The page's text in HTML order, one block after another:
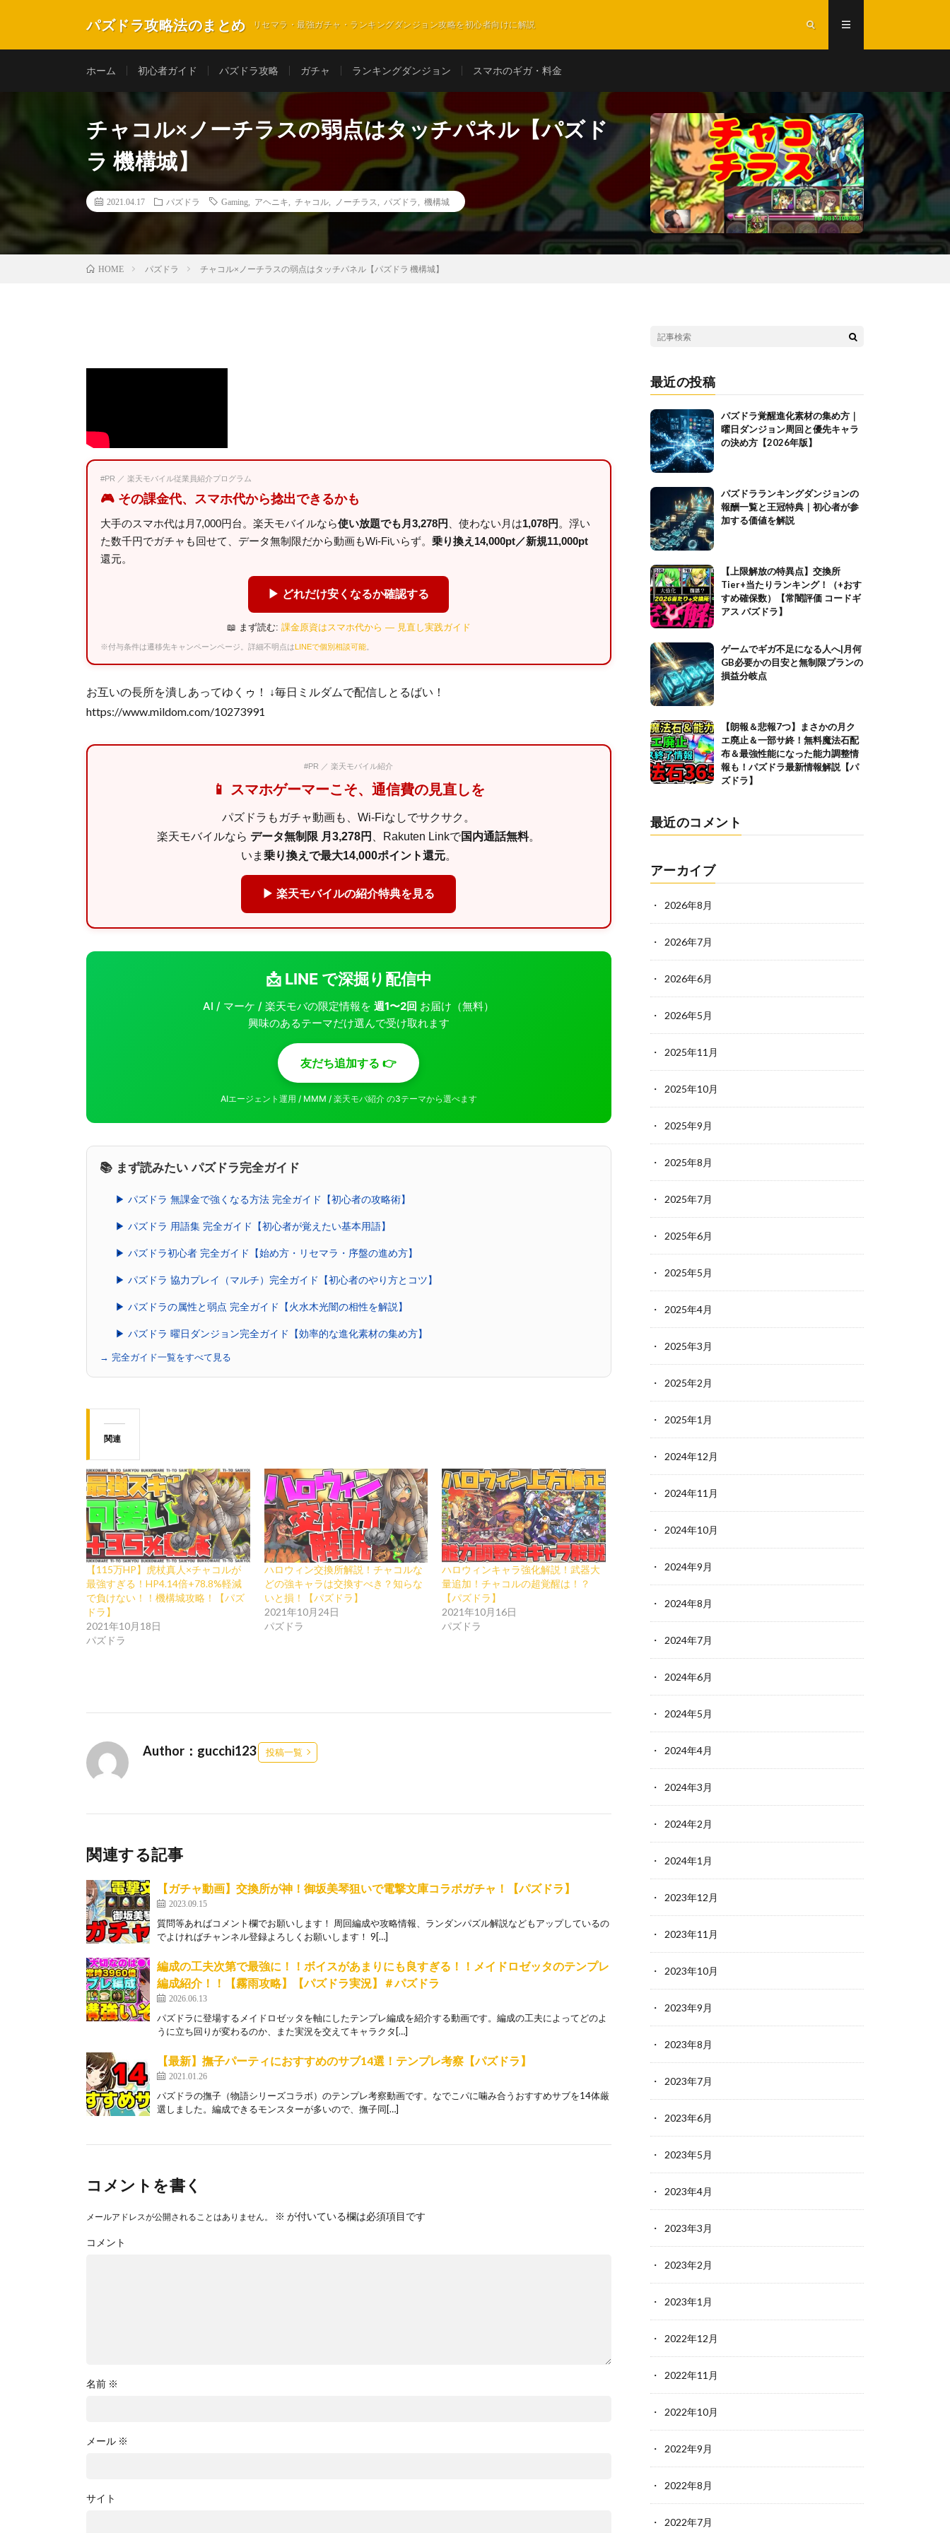
パズドラ攻略法のまとめ リセマラ・最強ガチャ・ランキングダンジョン攻略を初心者向けに解説
ホーム 初心者ガイド パズドラ攻略 ガチャ ランキングダンジョン スマホのギガ・料金
チャコル×ノーチラスの弱点はタッチパネル【パズド
ラ 機構城】
2021.04.17 パズドラ Gaming アヘニキ チャコル ノーチラス パズドラ 機構城
HOME パズドラ チャコル×ノーチラスの弱点はタッチパネル【パズドラ 機構城】
#PR ／ 楽天モバイル従業員紹介プログラム
🎮 その課金代、スマホ代から捻出できるかも
大手のスマホ代は月7,000円台。楽天モバイルなら使い放題でも月3,278円 、使わない月は1,078円 。浮い
た数千円でガチャも回せて、データ無制限だから動画もWi-Fiいらず。 乗り換え14,000pt／新規11,000pt
還元。
▶ どれだけ安くなるか確認する
📖 まず読む: 課金原資はスマホ代から — 見直し実践ガイド
※付与条件は遷移先キャンペーンページ。詳細不明点はLINEで個別相談可能
お互いの長所を潰しあってゆくゥ！ ↓毎日ミルダムで配信しとるばい！
https://www.mildom.com/10273991
#PR ／ 楽天モバイル紹介
📱 スマホゲーマーこそ、通信費の見直しを
パズドラもガチャ動画も、Wi-Fiなしでサクサク。
楽天モバイルなら データ無制限 月3,278円 、Rakuten Linkで国内通話無料。
いま 乗り換えで最大14,000ポイント還元。
▶ 楽天モバイルの紹介特典を見る
📩 LINE で深掘り配信中
AI / マーケ / 楽天モバの限定情報を週1〜2回 お届け（無料）
興味のあるテーマだけ選んで受け取れます
友だち追加する 👉
AIエージェント運用 / MMM / 楽天モバ紹介 の3テーマから選べます
📚 まず読みたい パズドラ完全ガイド
▶ パズドラ 無課金で強くなる方法 完全ガイド【初心者の攻略術】
▶ パズドラ 用語集 完全ガイド【初心者が覚えたい基本用語】
▶ パズドラ初心者 完全ガイド【始め方・リセマラ・序盤の進め方】
▶ パズドラ 協力プレイ（マルチ）完全ガイド【初心者のやり方とコツ】
▶ パズドラの属性と弱点 完全ガイド【火水木光闇の相性を解説】
▶ パズドラ 曜日ダンジョン完全ガイド【効率的な進化素材の集め方】
→ 完全ガイド一覧をすべて見る
関連
【115万HP】虎杖真人×チャコルが
最強すぎる！HP4.14倍+78.8%軽減
で負けない！！機構城攻略！【パズ
ドラ】
2021年10月18日
パズドラ
ハロウィン交換所解説！チャコルな
どの強キャラは交換すべき？知らな
いと損！【パズドラ】
2021年10月24日
パズドラ
ハロウィンキャラ強化解説！武器大
量追加！チャコルの超覚醒は！？
【パズドラ】
2021年10月16日
パズドラ
Author：gucchi123 投稿一覧
関連する記事
【ガチャ動画】交換所が神！御坂美琴狙いで電撃文庫コラボガチャ！【パズドラ】
2023.09.15
質問等あればコメント欄でお願いします！ 周回編成や攻略情報、ランダンパズル解説などもアップしているの
でよければチャンネル登録よろしくお願いします！ 9[…]
編成の工夫次第で最強に！！ボイスがあまりにも良すぎる！！メイドロゼッタのテンプレ
編成紹介！！【霧雨攻略】【パズドラ実況】＃パズドラ
2026.06.13
パズドラに登場するメイドロゼッタを軸にしたテンプレ編成を紹介する動画です。編成の工夫によってどのよ
うに立ち回りが変わるのか、また実況を交えてキャラクタ[…]
【最新】撫子パーティにおすすめのサブ14選！テンプレ考察【パズドラ】
2021.01.26
パズドラの撫子（物語シリーズコラボ）のテンプレ考察動画です。なでこパに噛み合うおすすめサブを14体厳
選しました。編成できるモンスターが多いので、撫子同[…]
コメントを書く
メールアドレスが公開されることはありません。 ※ が付いている欄は必須項目です
コメント
名前 ※
メール ※
サイト
最近の投稿
パズドラ覚醒進化素材の集め方｜
曜日ダンジョン周回と優先キャラ
の決め方【2026年版】
パズドラランキングダンジョンの
報酬一覧と王冠特典｜初心者が参
加する価値を解説
【上限解放の特異点】交換所
Tier+当たりランキング！（+おす
すめ確保数）【常闇評価 コードギ
アス パズドラ】
ゲームでギガ不足になる人へ|月何
GB必要かの目安と無制限プランの
損益分岐点
【朗報＆悲報7つ】まさかの月ク
エ廃止＆一部サ終！無料魔法石配
布＆最強性能になった能力調整情
報も！パズドラ最新情報解説【パ
ズドラ】
最近のコメント
アーカイブ
2026年8月
2026年7月
2026年6月
2026年5月
2025年11月
2025年10月
2025年9月
2025年8月
2025年7月
2025年6月
2025年5月
2025年4月
2025年3月
2025年2月
2025年1月
2024年12月
2024年11月
2024年10月
2024年9月
2024年8月
2024年7月
2024年6月
2024年5月
2024年4月
2024年3月
2024年2月
2024年1月
2023年12月
2023年11月
2023年10月
2023年9月
2023年8月
2023年7月
2023年6月
2023年5月
2023年4月
2023年3月
2023年2月
2023年1月
2022年12月
2022年11月
2022年10月
2022年9月
2022年8月
2022年7月